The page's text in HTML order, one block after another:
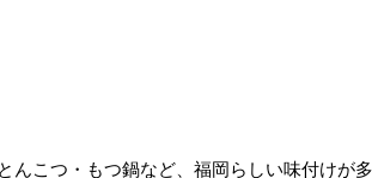
こつ・もつ鍋など、福岡らしい味付けが